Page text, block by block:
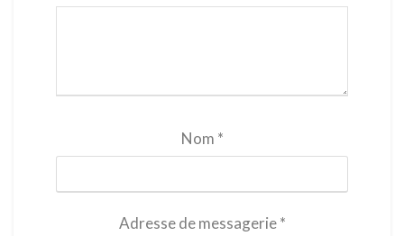
Nom *
Adresse de messagerie*